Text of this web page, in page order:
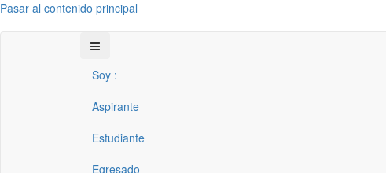
Pasar al contenido principal
Soy :
Aspirante
Estudiante
Egresado